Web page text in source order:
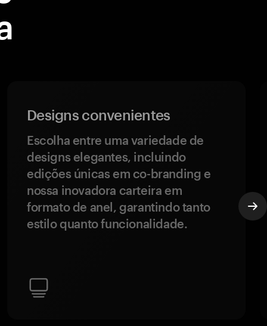
Designs convenientes
Escolha entre uma variedade de
designs elegantes, incluindo
edições únicas em co-branding e
nossa inovadora carteira em
formato de anel, garantindo tanto
estilo quanto funcionalidade.